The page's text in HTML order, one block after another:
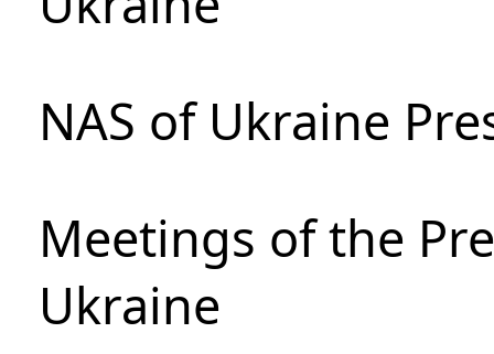
NAS of Ukraine
Meetings of the
Ukraine